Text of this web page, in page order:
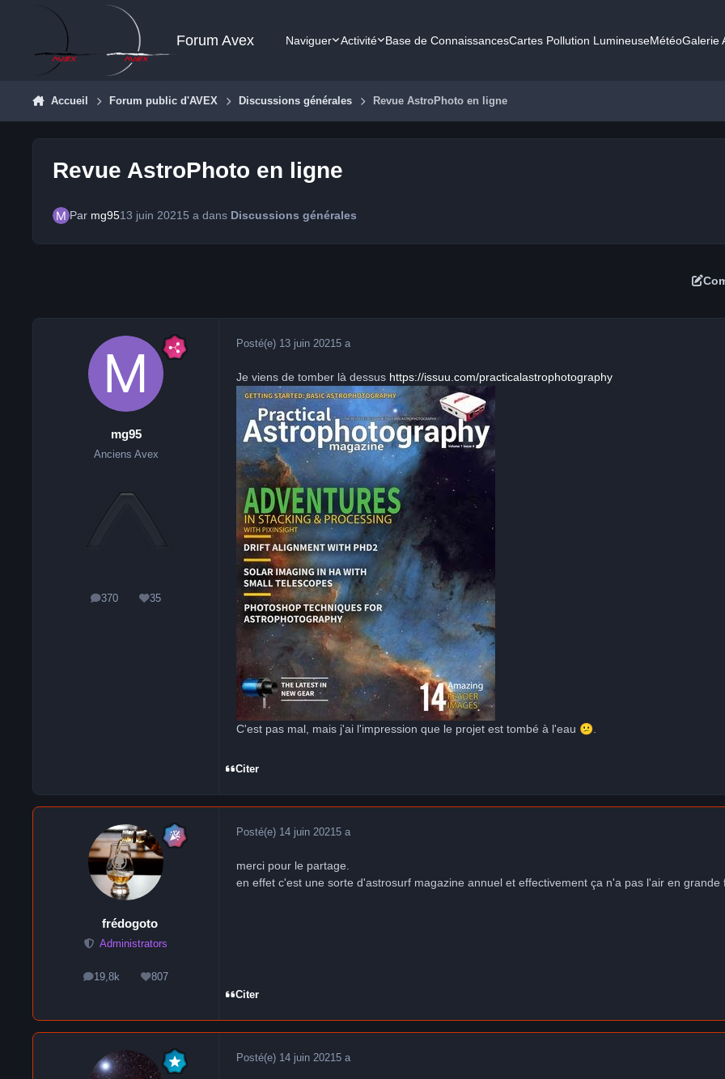
Aller au contenu
Forum Avex Naviguer Activité Base de ConnaissancesCartes Pollution LumineuseMétéoGalerie
Accueil Forum public d'AVEX Discussions générales Revue AstroPhoto en ligne
Revue AstroPhoto en ligne
Par mg9513 juin 20215 adans Discussions générales
mg95
Anciens Avex
370
messages35
Réputation
Posté(e) 13 juin 20215 a
Je viens de tomber là dessus https://issuu.com/practicalastrophotography
C'est pas mal, mais j'ai l'impression que le projet est tombé à l'eau 😕
Citer
frédogoto
Administrators
19,8k
messages807
Réputation
Posté(e) 14 juin 20215 a
merci pour le partage.
en effet c'est une sorte d'astrosurf magazine annuel et effectivement ça n'a pas l'air en grande
Citer
Posté(e) 14 juin 20215 a